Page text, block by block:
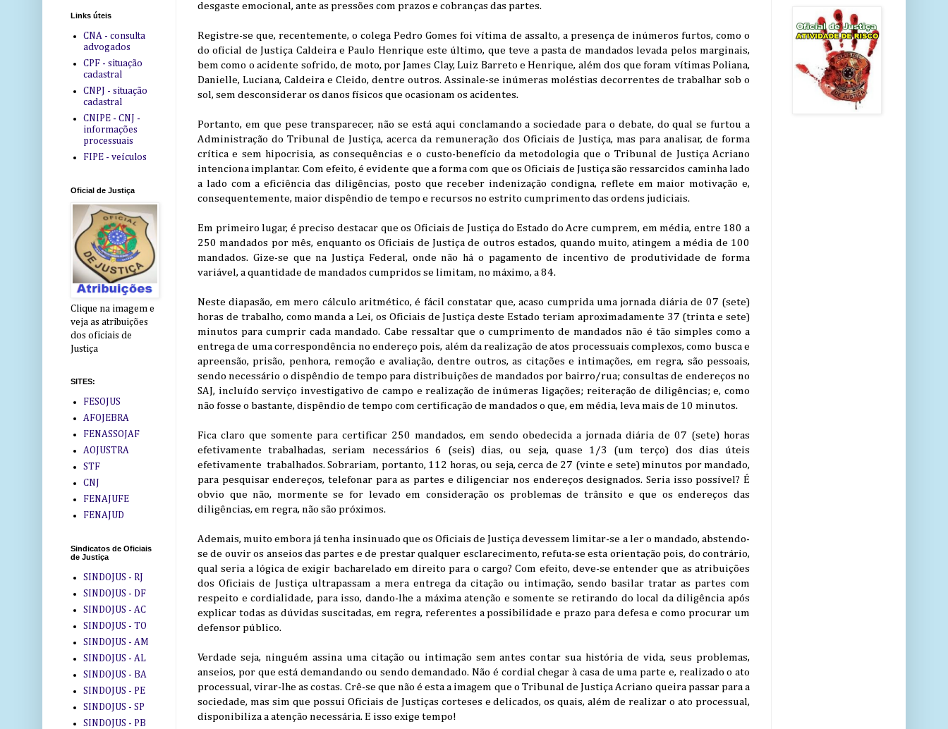
desgaste emocional, ante as pressões com prazos e cobranças das partes.
Registre-se que, recentemente, o colega Pedro Gomes foi vítima de assalto, a presença de inúmeros furtos, como o
do oficial de Justiça Caldeira e Paulo Henrique este último, que teve a pasta de mandados levada pelos marginais,
bem como o acidente sofrido, de moto, por James Clay, Luiz Barreto e Henrique, além dos que foram vítimas Poliana,
Danielle, Luciana, Caldeira e Cleido, dentre outros. Assinale-se inúmeras moléstias decorrentes de trabalhar sob o
sol, sem desconsiderar os danos físicos que ocasionam os acidentes.
Portanto, em que pese transparecer, não se está aqui conclamando a sociedade para o debate, do qual se furtou a
Administração do Tribunal de Justiça, acerca da remuneração dos Oficiais de Justiça, mas para analisar, de forma
crítica e sem hipocrisia, as consequências e o custo-benefício da metodologia que o Tribunal de Justiça Acriano
intenciona implantar. Com efeito, é evidente que a forma com que os Oficiais de Justiça são ressarcidos caminha lado
a lado com a eficiência das diligências, posto que receber indenização condigna, reflete em maior motivação e,
consequentemente, maior dispêndio de tempo e recursos no estrito cumprimento das ordens judiciais.
Em primeiro lugar, é preciso destacar que os Oficiais de Justiça do Estado do Acre cumprem, em média, entre 180 a
250 mandados por mês, enquanto os Oficiais de Justiça de outros estados, quando muito, atingem a média de 100
mandados. Gize-se que na Justiça Federal, onde não há o pagamento de incentivo de produtividade de forma
variável, a quantidade de mandados cumpridos se limitam, no máximo, a 84.
Neste diapasão, em mero cálculo aritmético, é fácil constatar que, acaso cumprida uma jornada diária de 07 (sete)
horas de trabalho, como manda a Lei, os Oficiais de Justiça deste Estado teriam aproximadamente 37 (trinta e sete)
minutos para cumprir cada mandado. Cabe ressaltar que o cumprimento de mandados não é tão simples como a
entrega de uma correspondência no endereço pois, além da realização de atos processuais complexos, como busca e
apreensão, prisão, penhora, remoção e avaliação, dentre outros, as citações e intimações, em regra, são pessoais,
sendo necessário o dispêndio de tempo para distribuições de mandados por bairro/rua; consultas de endereços no
SAJ, incluído serviço investigativo de campo e realização de inúmeras ligações; reiteração de diligências; e, como
não fosse o bastante, dispêndio de tempo com certificação de mandados o que, em média, leva mais de 10 minutos.
Fica claro que somente para certificar 250 mandados, em sendo obedecida a jornada diária de 07 (sete) horas
efetivamente trabalhadas, seriam necessários 6 (seis) dias, ou seja, quase 1/3 (um terço) dos dias úteis
efetivamente trabalhados. Sobrariam, portanto, 112 horas, ou seja, cerca de 27 (vinte e sete) minutos por mandado,
para pesquisar endereços, telefonar para as partes e diligenciar nos endereços designados. Seria isso possível? É
obvio que não, mormente se for levado em consideração os problemas de trânsito e que os endereços das
diligências, em regra, não são próximos.
Ademais, muito embora já tenha insinuado que os Oficiais de Justiça devessem limitar-se a ler o mandado, abstendo-
se de ouvir os anseios das partes e de prestar qualquer esclarecimento, refuta-se esta orientação pois, do contrário,
qual seria a lógica de exigir bacharelado em direito para o cargo? Com efeito, deve-se entender que as atribuições
dos Oficiais de Justiça ultrapassam a mera entrega da citação ou intimação, sendo basilar tratar as partes com
respeito e cordialidade, para isso, dando-lhe a máxima atenção e somente se retirando do local da diligência após
explicar todas as dúvidas suscitadas, em regra, referentes a possibilidade e prazo para defesa e como procurar um
defensor público.
Verdade seja, ninguém assina uma citação ou intimação sem antes contar sua história de vida, seus problemas,
anseios, por que está demandando ou sendo demandado. Não é cordial chegar à casa de uma parte e, realizado o ato
processual, virar-lhe as costas. Crê-se que não é esta a imagem que o Tribunal de Justiça Acriano queira passar para a
sociedade, mas sim que possui Oficiais de Justiças corteses e delicados, os quais, além de realizar o ato processual,
disponibiliza a atenção necessária. E isso exige tempo!
Links úteis
CNA - consulta
advogados
CPF - situação
cadastral
CNPJ - situação
cadastral
CNIPE - CNJ -
informações
processuais
FIPE - veículos
Oficial de Justiça
Clique na imagem e
veja as atribuições
dos oficiais de
Justiça
SITES:
FESOJUS
AFOJEBRA
FENASSOJAF
AOJUSTRA
STF
CNJ
FENAJUFE
FENAJUD
Sindicatos de Oficiais
de Justiça
SINDOJUS - RJ
SINDOJUS - DF
SINDOJUS - AC
SINDOJUS - TO
SINDOJUS - AM
SINDOJUS - AL
SINDOJUS - BA
SINDOJUS - PE
SINDOJUS - SP
SINDOJUS - PB